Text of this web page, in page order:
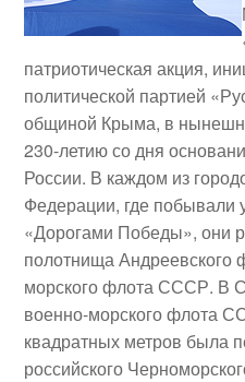
патриотическая акция,
политической партией
общиной Крыма, в
230-летию со дня
России. В каждом из
Федерации, где побывали
«Дорогами Победы», они
полотнища Андреевского
морского флота СССР. В
военно-морского флота
квадратных метров была
российского